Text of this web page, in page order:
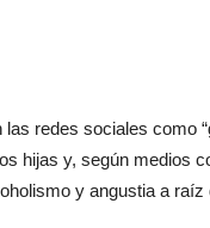
redes sociales como
hijas y, según medios
y angustia a raíz